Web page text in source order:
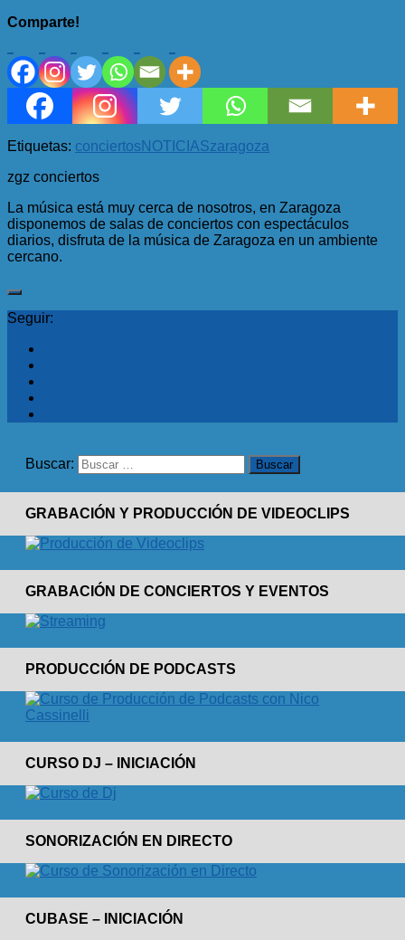
Comparte!
Etiquetas: conciertos NOTICIASzaragoza
zgz conciertos
La música está muy cerca de nosotros, en Zaragoza
disponemos de salas de conciertos con espectáculos
diarios, disfruta de la música de Zaragoza en un ambiente
cercano.
Seguir:
Buscar:
GRABACIÓN Y PRODUCCIÓN DE VIDEOCLIPS
GRABACIÓN DE CONCIERTOS Y EVENTOS
PRODUCCIÓN DE PODCASTS
CURSO DJ – INICIACIÓN
SONORIZACIÓN EN DIRECTO
CUBASE – INICIACIÓN